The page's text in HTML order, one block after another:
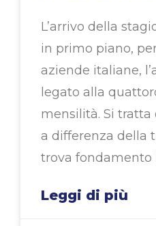
L’arrivo della
in primo piano,
aziende italiane,
legato alla
mensilità. Si
a differenza della
trova fondamento
Leggi di più